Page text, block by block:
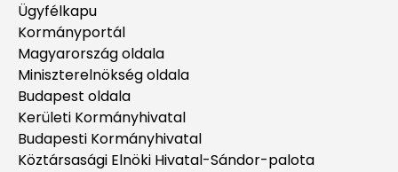
Ügyfélkapu
Kormányportál
Magyarország oldala
Miniszterelnökség oldala
Budapest oldala
Kerületi Kormányhivatal
Budapesti Kormányhivatal
Köztársasági Elnöki Hivatal-Sándor-palota